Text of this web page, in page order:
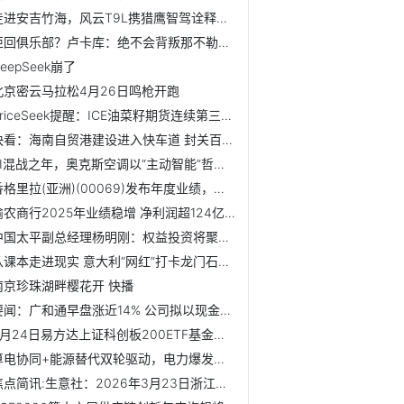
走进安吉竹海，风云T9L携猎鹰智驾诠释出行新境界
拒回俱乐部？卢卡库：绝不会背叛那不勒斯，我必须恢复到100%
崩了
京密云马拉松4月26日鸣枪开跑
PriceSeek提醒：ICE油菜籽期货连续第三日上涨|每日报道
快看：海南自贸港建设进入快车道 封关百日！政策红利持续释放
AI混战之年，奥克斯空调以“主动智能”哲学打开行业新天花板
香格里拉(亚洲)(00069)发布年度业绩，股东应占溢利1.12亿美元...
渝农商行2025年业绩稳增 净利润超124亿元
中国太平副总经理杨明刚：权益投资将聚焦新质生产力方向
从课本走进现实 意大利“网红”打卡龙门石窟直呼感动
京珍珠湖畔樱花开 快播
要闻：广和通早盘涨近14% 公司拟以现金方式购买航盛电子控制权
3月24日易方达上证科创板200ETF基金份额减少1200万份，重仓股...
算电协同+能源替代双轮驱动，电力爆发涨停潮！华宝基金电力ET...
焦点简讯:生意社：2026年3月23日浙江绍兴华宇纸业废纸价格平稳